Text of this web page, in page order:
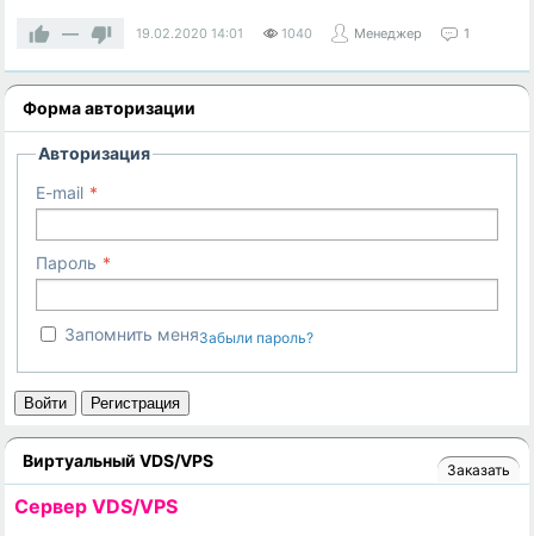
— 19.02.2020 14:01 1040 Менеджер 1
Форма авторизации
Авторизация
E-mail
Пароль
Запомнить меняЗабыли пароль?
Войти Регистрация
Виртуальный VDS/VPS Заказать
Cервер VDS/VPS